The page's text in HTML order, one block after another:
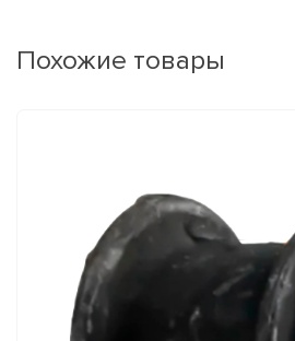
Похожие товары